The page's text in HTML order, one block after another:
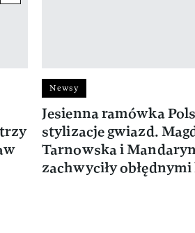
Newsy
Jesienna ramówka
stylizacje gwiazd.
Tarnowska i
zachwyciły